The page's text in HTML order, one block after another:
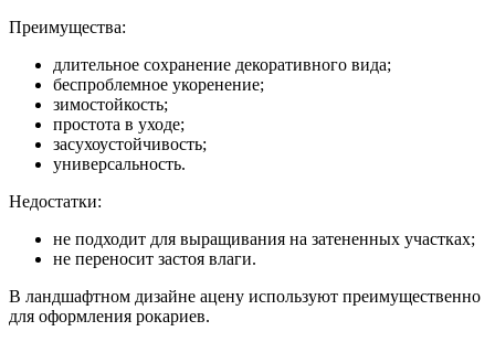
Преимущества:
длительное сохранение декоративного вида;
беспроблемное укоренение;
зимостойкость;
простота в уходе;
засухоустойчивость;
универсальность.
Недостатки:
не подходит для выращивания на затененных участках;
не переносит застоя влаги.
В ландшафтном дизайне ацену используют преимущественно
для оформления рокариев.